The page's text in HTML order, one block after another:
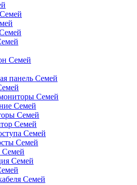
Семей
панель Семей
Семей
Семей
Семей
Семей
Семей
Семей
Семей
Семей
Семей